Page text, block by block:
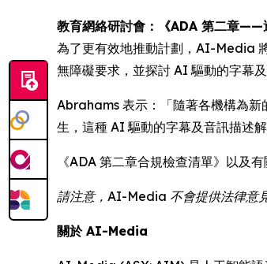
教育網絡研討會：《ADA 第二章——
為了更有效地推動計劃，AI-Media
無障礙要求，並探討 AI 驅動的字幕
Abrahams 表示：「隨著各機構為
生，這種 AI 驅動的字幕及音訊描述
《ADA 第二章合規檢查清單》以及
請注意，AI-Media 不會提供法律意
關於 AI-Media